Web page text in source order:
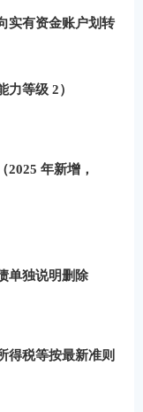
实有资金账户划转
力等级 2）
2025 年新增，
单独说明删除
得税等按最新准则